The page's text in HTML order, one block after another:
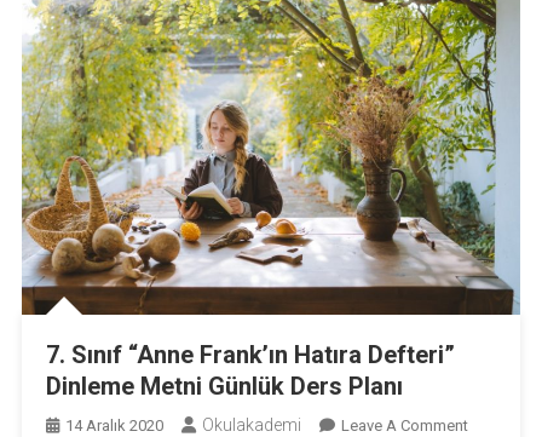
7. Sınıf “Anne Frank’ın Hatıra Defteri”
Dinleme Metni Günlük Ders Planı
14 Aralık 2020 Okulakademi Leave A CommentOn